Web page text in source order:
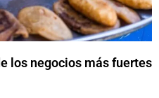
los negocios más fuertes